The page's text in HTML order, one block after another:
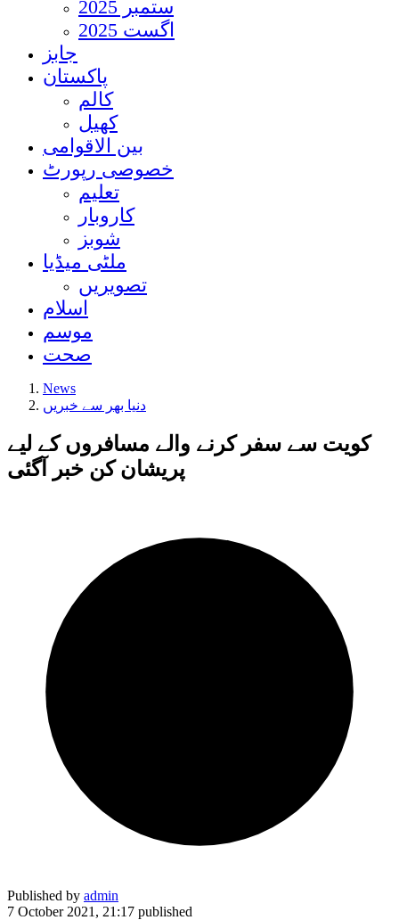
ستمبر 2025
اگست 2025
جابز
پاکستان
کالم
کھیل
بین الاقوامی
خصوصی رپورٹ
تعلیم
کاروبار
شوبز
ملٹی میڈیا
تصویریں
اسلام
موسم
صحت
News
دنیا بھر سے خبریں
کویت سے سفر کرنے والے مسافروں کے لیے
پریشان کن خبر آگئی
Published by admin
7 October 2021, 21:17 published